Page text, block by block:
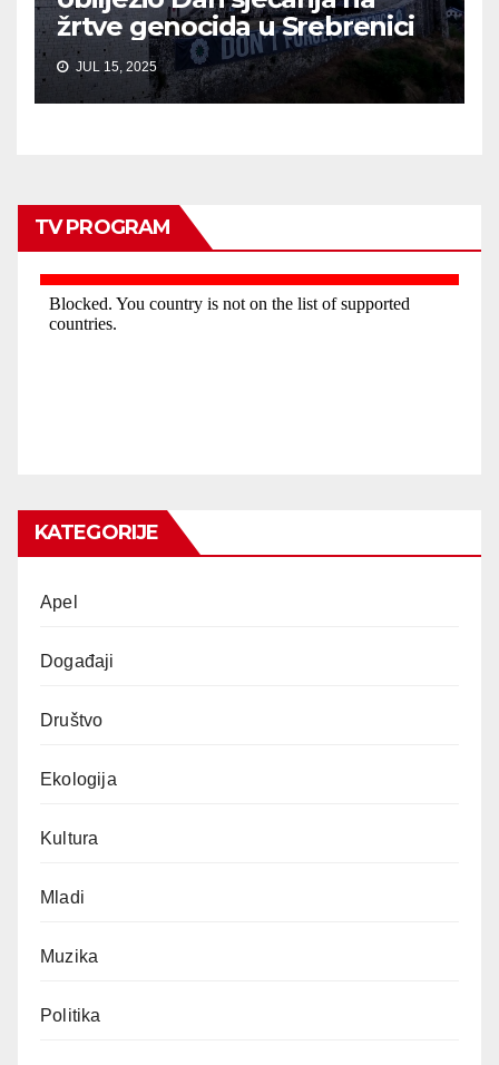
žrtve genocida u Srebrenici
JUL 15, 2025
TV PROGRAM
KATEGORIJE
Apel
Događaji
Društvo
Ekologija
Kultura
Mladi
Muzika
Politika